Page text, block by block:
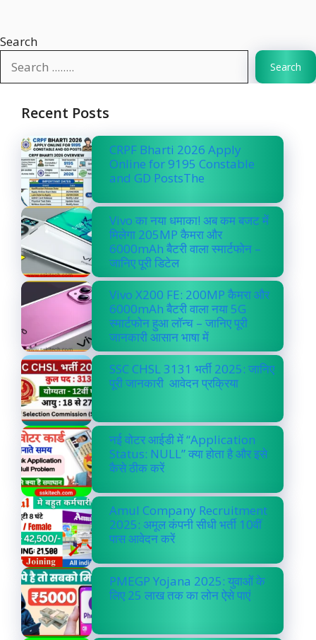
Search
Search
Recent Posts
CRPF Bharti 2026 Apply
Online for 9195 Constable
and GD PostsThe
Vivo का नया धमाका! अब कम बजट में
मिलेगा 205MP कैमरा और
6000mAh बैटरी वाला स्मार्टफोन –
जानिए पूरी डिटेल
Vivo X200 FE: 200MP कैमरा और
6000mAh बैटरी वाला नया 5G
स्मार्टफोन हुआ लॉन्च – जानिए पूरी
जानकारी आसान भाषा में
SSC CHSL 3131 भर्ती 2025: जानिए
पूरी जानकारी आवेदन प्रक्रिया
नई वोटर आईडी में “Application
Status: NULL” क्या होता है और इसे
कैसे ठीक करें
Amul Company Recruitment
2025: अमूल कंपनी सीधी भर्ती 10वीं
पास आवेदन करें
PMEGP Yojana 2025: युवाओं के
लिए 25 लाख तक का लोन ऐसे पाएं